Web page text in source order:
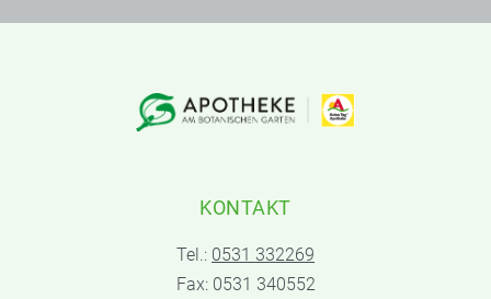
KONTAKT
Tel.: 0531 332269
Fax: 0531 340552